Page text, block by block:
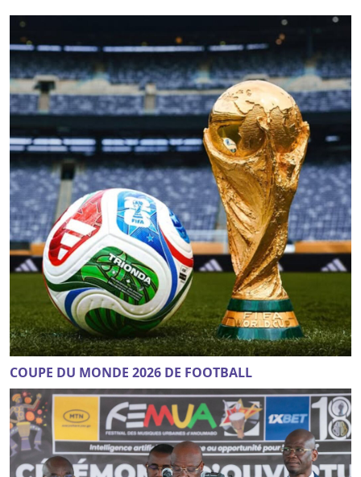
COUPE DU MONDE 2026 DE FOOTBALL